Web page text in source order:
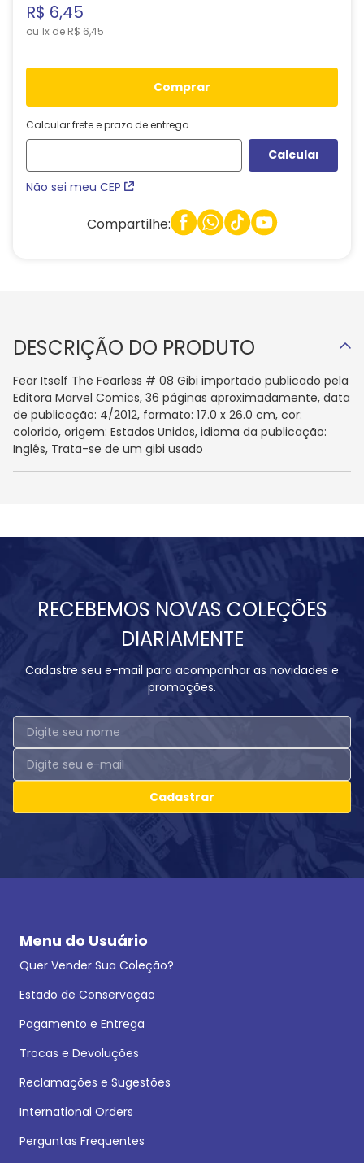
R$ 6,45
ou 1x de R$ 6,45
comprar
Calcular frete e prazo de entrega
Não sei meu CEP
Compartilhe:
DESCRIÇÃO DO PRODUTO
Fear Itself The Fearless # 08 Gibi importado publicado pela
Editora Marvel Comics, 36 páginas aproximadamente, data
de publicação: 4/2012, formato: 17.0 x 26.0 cm, cor:
colorido, origem: Estados Unidos, idioma da publicação:
Inglês, Trata-se de um gibi usado
RECEBEMOS NOVAS COLEÇÕES
DIARIAMENTE
Cadastre seu e-mail para acompanhar as novidades e
promoções.
Cadastrar
Menu do Usuário
Quer Vender Sua Coleção?
Estado de Conservação
Pagamento e Entrega
Trocas e Devoluções
Reclamações e Sugestões
International Orders
Perguntas Frequentes